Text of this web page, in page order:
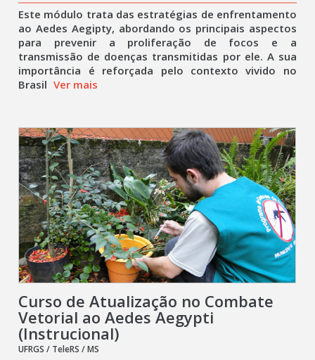
Este módulo trata das estratégias de enfrentamento
ao Aedes Aegipty, abordando os principais aspectos
para prevenir a proliferação de focos e a
transmissão de doenças transmitidas por ele. A sua
importância é reforçada pelo contexto vivido no
Brasil Ver mais
Curso de Atualização no Combate
Vetorial ao Aedes Aegypti
(Instrucional)
UFRGS / TeleRS / MS